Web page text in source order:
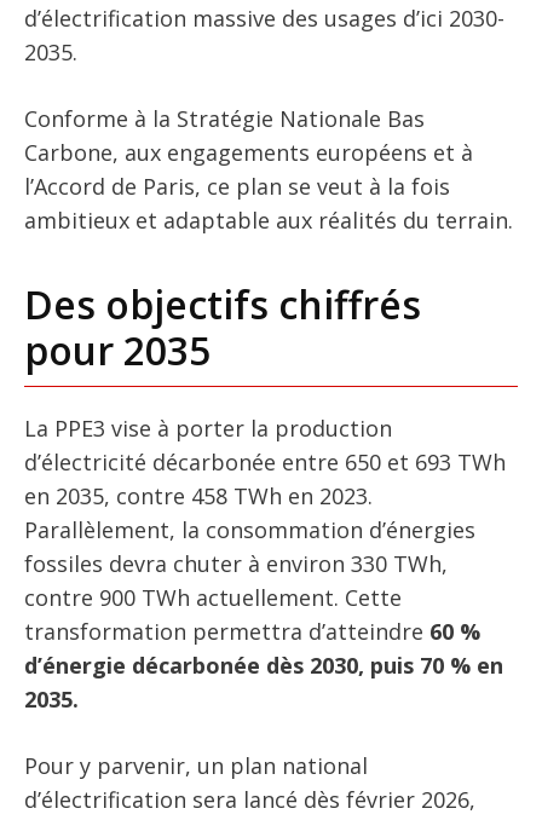
d’électrification massive des usages d’ici 2030-
2035.
Conforme à la Stratégie Nationale Bas
Carbone, aux engagements européens et à
l’Accord de Paris, ce plan se veut à la fois
ambitieux et adaptable aux réalités du terrain.
Des objectifs chiffrés
pour 2035
La PPE3 vise à porter la production
d’électricité décarbonée entre 650 et 693 TWh
en 2035, contre 458 TWh en 2023.
Parallèlement, la consommation d’énergies
fossiles devra chuter à environ 330 TWh,
contre 900 TWh actuellement. Cette
transformation permettra d’atteindre 60 %
d’énergie décarbonée dès 2030, puis 70 % en
2035.
Pour y parvenir, un plan national
d’électrification sera lancé dès février 2026,